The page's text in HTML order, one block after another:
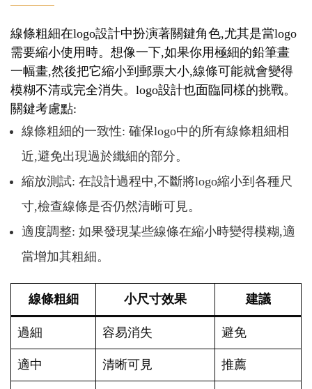
線條粗細在logo設計中扮演著關鍵角色,尤其是當logo
需要縮小使用時。想像一下,如果你用極細的鉛筆畫
一幅畫,然後把它縮小到郵票大小,線條可能就會變得
模糊不清或完全消失。logo設計也面臨同樣的挑戰。
關鍵考慮點:
線條粗細的一致性: 確保logo中的所有線條粗細相
近,避免出現過於纖細的部分。
縮放測試: 在設計過程中,不斷將logo縮小到各種尺
寸,檢查線條是否仍然清晰可見。
適度調整: 如果發現某些線條在縮小時變得模糊,適
當增加其粗細。
線條粗細 小尺寸效果 建議
過細 容易消失 避免
適中 清晰可見 推薦